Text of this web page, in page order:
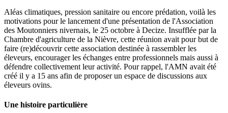
Aléas climatiques, pression sanitaire ou encore prédation, voilà les
motivations pour le lancement d'une présentation de l'Association
des Moutonniers nivernais, le 25 octobre à Decize. Insufflée par la
Chambre d'agriculture de la Nièvre, cette réunion avait pour but de
faire (re)découvrir cette association destinée à rassembler les
éleveurs, encourager les échanges entre professionnels mais aussi à
défendre collectivement leur activité. Pour rappel, l'AMN avait été
créé il y a 15 ans afin de proposer un espace de discussions aux
éleveurs ovins.
Une histoire particulière